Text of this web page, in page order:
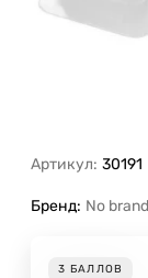
Артикул: 30191
Бренд: No brand
3 БАЛЛОВ